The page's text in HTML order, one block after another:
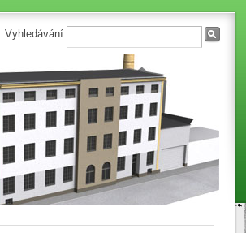
Vyhledávání: